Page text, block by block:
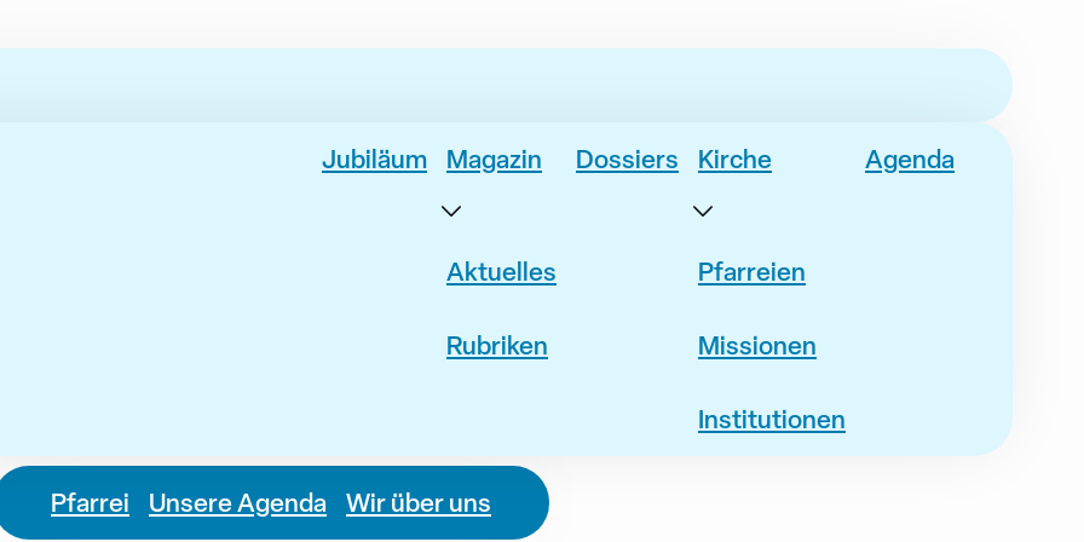
Jubiläum Magazin
Aktuelles
Rubriken
Dossiers Kirche
Pfarreien
Missionen
Institutionen
Agenda
Pfarrei Unsere Agenda Wir über uns